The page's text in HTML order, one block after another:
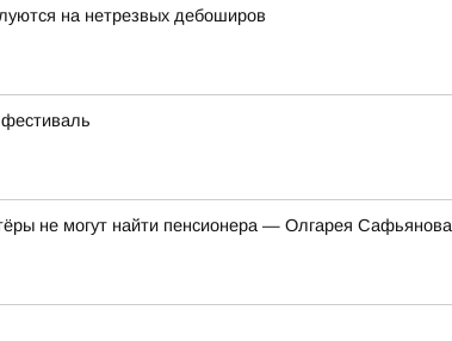
на нетрезвых дебоширов
не могут найти пенсионера — Олгарея Сафьянова